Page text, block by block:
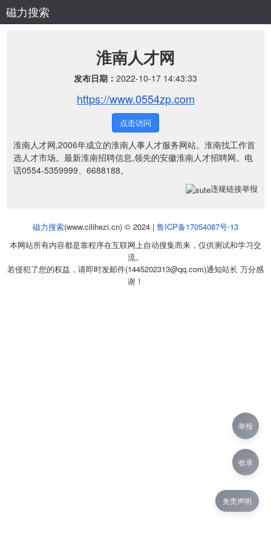
磁力搜索
淮南人才网
发布日期： 2022-10-17 14:43:33
https://www.0554zp.com
点击访问
淮南人才网,2006年成立的淮南人事人才服务网站。淮南找工作首
选人才市场。最新淮南招聘信息,领先的安徽淮南人才招聘网。电
话0554-5359999、6688188。
违规链接举报
磁力搜索(www.cilihezi.cn) © 2024 | 鲁ICP备17054087号-13
本网站所有内容都是靠程序在互联网上自动搜集而来，仅供测试和学习交
流。
若侵犯了您的权益，请即时发邮件(1445202313@qq.com)通知站长 万分感
谢！
免责声明
举报
收录